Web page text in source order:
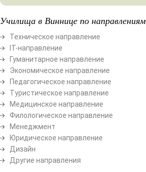
Училища в Виннице по направлениям
Техническое направление
ІТ-направление
Гуманитарное направление
Экономическое направление
Педагогическое направление
Туристическое направление
Медицинское направление
Филологическое направление
Менеджмент
Юридическое направление
Дизайн
Другие направления